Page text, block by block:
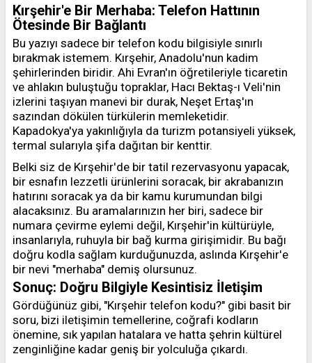
Kırşehir'e Bir Merhaba: Telefon Hattının
Ötesinde Bir Bağlantı
Bu yazıyı sadece bir telefon kodu bilgisiyle sınırlı
bırakmak istemem. Kırşehir, Anadolu'nun kadim
şehirlerinden biridir. Ahi Evran'ın öğretileriyle ticaretin
ve ahlakın buluştuğu topraklar, Hacı Bektaş-ı Veli'nin
izlerini taşıyan manevi bir durak, Neşet Ertaş'ın
sazından dökülen türkülerin memleketidir.
Kapadokya'ya yakınlığıyla da turizm potansiyeli yüksek,
termal sularıyla şifa dağıtan bir kenttir.
Belki siz de Kırşehir'de bir tatil rezervasyonu yapacak,
bir esnafın lezzetli ürünlerini soracak, bir akrabanızın
hatırını soracak ya da bir kamu kurumundan bilgi
alacaksınız. Bu aramalarınızın her biri, sadece bir
numara çevirme eylemi değil, Kırşehir'in kültürüyle,
insanlarıyla, ruhuyla bir bağ kurma girişimidir. Bu bağı
doğru kodla sağlam kurduğunuzda, aslında Kırşehir'e
bir nevi "merhaba" demiş olursunuz.
Sonuç: Doğru Bilgiyle Kesintisiz İletişim
Gördüğünüz gibi, "Kırşehir telefon kodu?" gibi basit bir
soru, bizi iletişimin temellerine, coğrafi kodların
önemine, sık yapılan hatalara ve hatta şehrin kültürel
zenginliğine kadar geniş bir yolculuğa çıkardı.